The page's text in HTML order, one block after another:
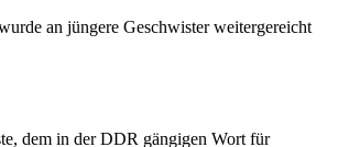
an jüngere Geschwister weitergereicht
dem in der DDR gängigen Wort für